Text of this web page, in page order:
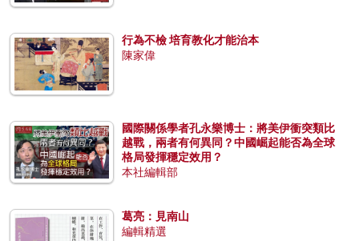
行為不檢 培育教化才能治本
陳家偉
國際關係學者孔永樂博士：將美伊衝突類比
越戰，兩者有何異同？中國崛起能否為全球
格局發揮穩定效用？
本社編輯部
葛亮：見南山
編輯精選